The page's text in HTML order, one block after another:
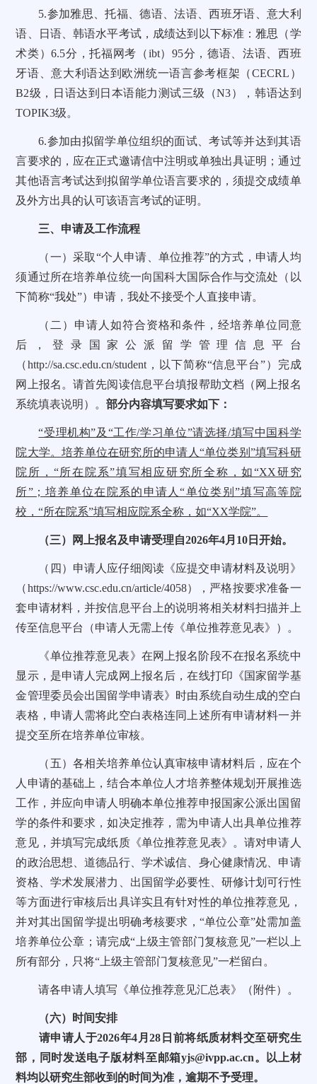
5.参加雅思、托福、德语、法语、西班牙语、意大利
语、日语、韩语水平考试，成绩达到以下标准：雅思（学
术类）6.5分，托福网考（ibt）95分，德语、法语、西班
牙语、意大利语达到欧洲统一语言参考框架（CECRL）
B2级，日语达到日本语能力测试三级（N3），韩语达到
TOPIK3级。
6.参加由拟留学单位组织的面试、考试等并达到其语
言要求的，应在正式邀请信中注明或单独出具证明；通过
其他语言考试达到拟留学单位语言要求的，须提交成绩单
及外方出具的认可该语言考试的证明。
三、申请及工作流程
（一）采取“个人申请、单位推荐”的方式，申请人均
须通过所在培养单位统一向国科大国际合作与交流处（以
下简称“我处”）申请，我处不接受个人直接申请。
（二）申请人如符合资格和条件，经培养单位同意
后，登录国家公派留学管理信息平台
（http://sa.csc.edu.cn/student ，以下简称“信息平台”）完成
网上报名。请首先阅读信息平台填报帮助文档（网上报名
系统填表说明）。部分内容填写要求如下：
“受理机构”及“工作/学习单位”请选择/填写中国科学
院大学。培养单位在研究所的申请人“单位类别”填写科研
院所，“所在院系”填写相应研究所全称，如“XX研究
所”；培养单位在院系的申请人“单位类别”填写高等院
校，“所在院系”填写相应院系全称，如“XX学院”。
（三）网上报名及申请受理自2026年4月10日开始。
（四）申请人应仔细阅读《应提交申请材料及说明》
（https://www.csc.edu.cn/article/4058），严格按要求准备一
套申请材料，并按信息平台上的说明将相关材料扫描并上
传至信息平台（申请人无需上传《单位推荐意见表》）。
《单位推荐意见表》在网上报名阶段不在报名系统中
显示，是申请人完成网上报名后，在线打印《国家留学基
金管理委员会出国留学申请表》时由系统自动生成的空白
表格，申请人需将此空白表格连同上述所有申请材料一并
提交至所在培养单位审核。
（五）各相关培养单位认真审核申请材料后，应在个
人申请的基础上，结合本单位人才培养整体规划开展推选
工作，并应向申请人明确本单位推荐申报国家公派出国留
学的条件和要求，如决定推荐，需为申请人出具单位推荐
意见，并填写完成纸质《单位推荐意见表》。请对申请人
的政治思想、道德品行、学术诚信、身心健康情况、申请
资格、学术发展潜力、出国留学必要性、研修计划可行性
等方面进行审核后出具详实且有针对性的单位推荐意见，
并对其出国留学提出明确考核要求，“单位公章”处需加盖
培养单位公章；请完成“上级主管部门复核意见”一栏以上
所有部分，只将“上级主管部门复核意见”一栏留白。
请各申请人填写《单位推荐意见汇总表》（附件）。
（六）时间安排
请申请人于2026年4月28日前将纸质材料交至研究生
部，同时发送电子版材料至邮箱yjs@ivpp.ac.cn。以上材
料均以研究生部收到的时间为准，逾期不予受理。